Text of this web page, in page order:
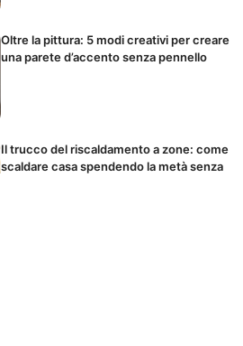
Oltre la pittura: 5 modi creativi per creare
una parete d’accento senza pennello
Il trucco del riscaldamento a zone: come
scaldare casa spendendo la metà senza